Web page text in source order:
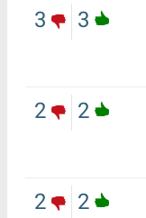
3
3
2
2
2
2